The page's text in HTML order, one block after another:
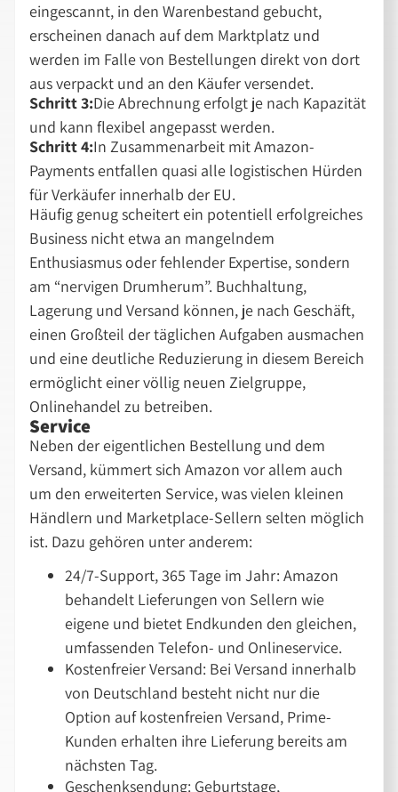
eingescannt, in den Warenbestand gebucht,
erscheinen danach auf dem Marktplatz und
werden im Falle von Bestellungen direkt von dort
aus verpackt und an den Käufer versendet.
Schritt 3:Die Abrechnung erfolgt je nach Kapazität
und kann flexibel angepasst werden.
Schritt 4:In Zusammenarbeit mit Amazon-
Payments entfallen quasi alle logistischen Hürden
für Verkäufer innerhalb der EU.
Häufig genug scheitert ein potentiell erfolgreiches
Business nicht etwa an mangelndem
Enthusiasmus oder fehlender Expertise, sondern
am “nervigen Drumherum”. Buchhaltung,
Lagerung und Versand können, je nach Geschäft,
einen Großteil der täglichen Aufgaben ausmachen
und eine deutliche Reduzierung in diesem Bereich
ermöglicht einer völlig neuen Zielgruppe,
Onlinehandel zu betreiben.
Service
Neben der eigentlichen Bestellung und dem
Versand, kümmert sich Amazon vor allem auch
um den erweiterten Service, was vielen kleinen
Händlern und Marketplace-Sellern selten möglich
ist. Dazu gehören unter anderem:
24/7-Support, 365 Tage im Jahr: Amazon
behandelt Lieferungen von Sellern wie
eigene und bietet Endkunden den gleichen,
umfassenden Telefon- und Onlineservice.
Kostenfreier Versand: Bei Versand innerhalb
von Deutschland besteht nicht nur die
Option auf kostenfreien Versand, Prime-
Kunden erhalten ihre Lieferung bereits am
nächsten Tag.
Geschenksendung: Geburtstage,